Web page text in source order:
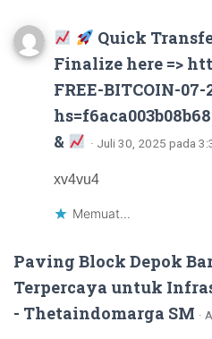
Quick
Finalize here =>
FREE-BITCOIN-07-
&
· Juli 30, 2025 pada
xv4vu4
Memuat...
Paving Block Depok
Terpercaya untuk
- Thetaindomarga SM ·